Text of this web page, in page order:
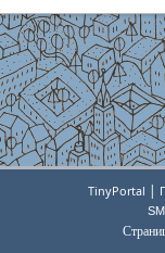
TinyPortal |